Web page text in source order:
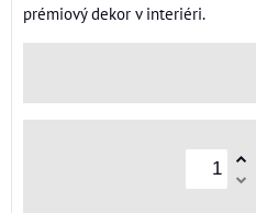
prémiový dekor v interiéri.